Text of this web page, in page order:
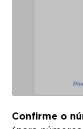
Confirme o